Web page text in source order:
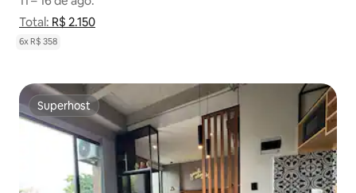
Total: R$ 2.150
Total: R$ 2.150
6x R$ 358
Superhost
Superhost